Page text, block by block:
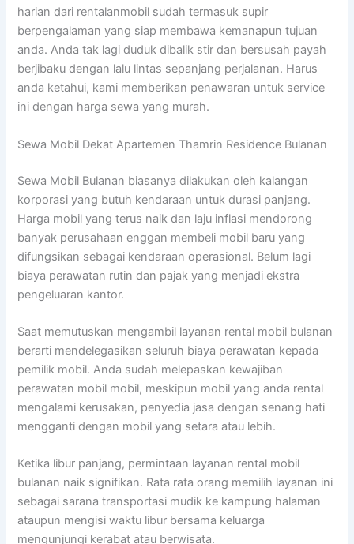
harian dari rentalanmobil sudah termasuk supir
berpengalaman yang siap membawa kemanapun tujuan
anda. Anda tak lagi duduk dibalik stir dan bersusah payah
berjibaku dengan lalu lintas sepanjang perjalanan. Harus
anda ketahui, kami memberikan penawaran untuk service
ini dengan harga sewa yang murah.
Sewa Mobil Dekat Apartemen Thamrin Residence Bulanan
Sewa Mobil Bulanan biasanya dilakukan oleh kalangan
korporasi yang butuh kendaraan untuk durasi panjang.
Harga mobil yang terus naik dan laju inflasi mendorong
banyak perusahaan enggan membeli mobil baru yang
difungsikan sebagai kendaraan operasional. Belum lagi
biaya perawatan rutin dan pajak yang menjadi ekstra
pengeluaran kantor.
Saat memutuskan mengambil layanan rental mobil bulanan
berarti mendelegasikan seluruh biaya perawatan kepada
pemilik mobil. Anda sudah melepaskan kewajiban
perawatan mobil mobil, meskipun mobil yang anda rental
mengalami kerusakan, penyedia jasa dengan senang hati
mengganti dengan mobil yang setara atau lebih.
Ketika libur panjang, permintaan layanan rental mobil
bulanan naik signifikan. Rata rata orang memilih layanan ini
sebagai sarana transportasi mudik ke kampung halaman
ataupun mengisi waktu libur bersama keluarga
mengunjungi kerabat atau berwisata.